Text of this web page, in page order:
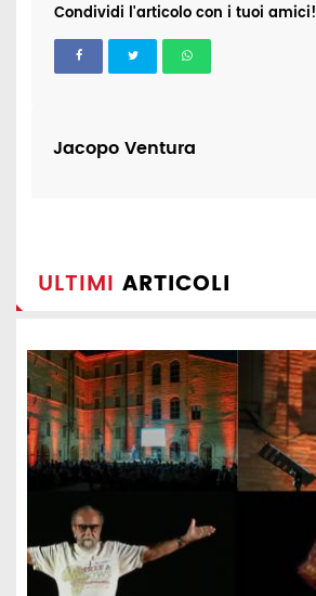
Condividi l'articolo con i tuoi amici!
Jacopo Ventura
ULTIMI ARTICOLI